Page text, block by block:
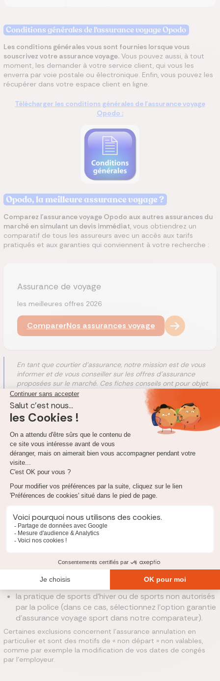
Conditions générales de l'assurance voyage Opodo
Les conditions générales vous sont fournies lorsque vous
souscrivez votre assurance voyage. Vous pouvez aussi, à tout
moment, les demander à votre service client, qui vous les
enverra par voie postale ou électronique. Enfin, vous pouvez les
récupérer dans votre espace client en ligne.
Télécharger les conditions générales de l'assurance voyage
Opodo :
Opodo, la meilleure assurance voyage ?
Comparez l’assurance voyage Opodo aux autres assurances du
marché en simulant un devis immédiat, vous obtiendrez un
comparatif de tous les assureurs avec un accès aux tarifs
pratiqués et aux garanties qui conviennent à votre recherche :
Assurance de voyage
les meilleures offres 2026
ComparerNos assurances voyage
En tant que courtier d'assurance, notre mission est de vous
informer et de vous conseiller sur les offres d'assurance
proposées sur le marché. Ces fiches conseils ont pour objet
de vous présenter les produits de nos
assureurs partenaires
comme ceux avec lesquels nous n'entretenons pas de
liens. Ces fiches vous donnent notre analyse objective sur les
contrats d'assurance mais aussi des informations sur les
formalités d'adhésion.
Quelles sont les exclusions de l'assurance voyage
Opodo ?
Comme toute police d’assurance voyage, la couverture Opodo
(quelle que soit la formule souscrite) pose des cas d’exclusion
toute maladie préexistante, maladie chronique,
les conséquences d’une grossesse (il faudrait souscrire
à une garantie d’assurance voyage grossesse, utilisez
un comparateur d’assurance voyage si c’est votre cas) ;
la pratique de sports d’hiver ou de sports non autorisés
par la police (dans ce cas, sélectionnez l’option garantie
d’assurance voyage sport dans notre comparateur).
Certaines exclusions concernent l’assurance annulation en
particulier et sont des motifs de « non départ » non valables,
comme par exemple la modification de vos dates de congés
par l’employeur.